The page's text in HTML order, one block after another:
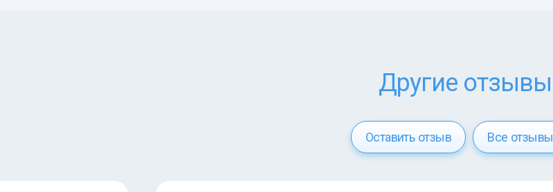
Другие отзывы
Оставить отзыв Все отзывы